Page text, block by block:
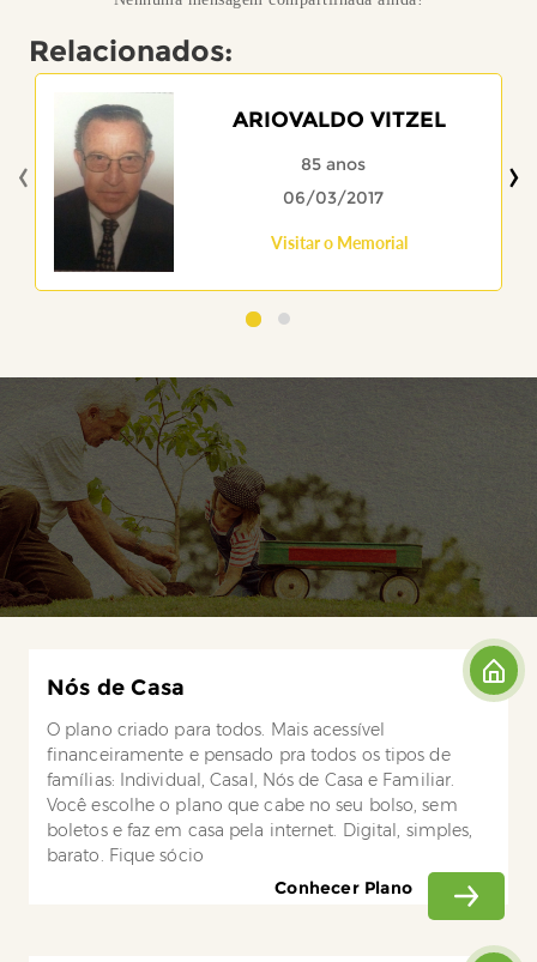
Relacionados:
ARIOVALDO VITZEL
85 anos
06/03/2017
Visitar o Memorial
‹ ›
Nós de Casa
O plano criado para todos. Mais acessível
financeiramente e pensado pra todos os tipos de
famílias: Individual, Casal, Nós de Casa e Familiar.
Você escolhe o plano que cabe no seu bolso, sem
boletos e faz em casa pela internet. Digital, simples,
barato. Fique sócio
Conhecer Plano